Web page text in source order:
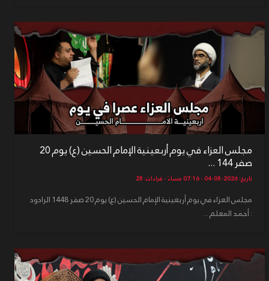
مجلس العزاء في يوم أربعينية الإمام الحسين (ع) يوم 20
صفر 144 ...
تاريخ: 2026-08-04 - 07:16 مساءً - قراءات: 28
مجلس العزاء في يوم أربعينية الإمام الحسين (ع) يوم 20 صفر 1448 الرادود
: أحمد المعلم ...